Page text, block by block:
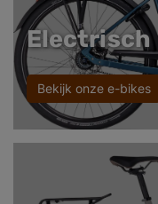
Electrisch
Bekijk onze e-bikes